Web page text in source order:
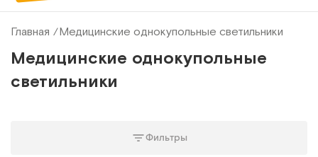
Главная Медицинские однокупольные светильники
Медицинские однокупольные
светильники
Фильтры